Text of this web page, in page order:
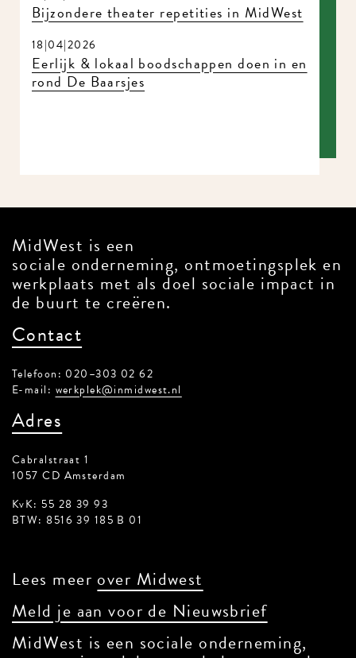
Bijzondere theater repetities in MidWest
18|04|2026
Eerlijk & lokaal boodschappen doen in en
rond De Baarsjes
MidWest is een
sociale onderneming, ontmoetingsplek en
werkplaats met als doel sociale impact in
de buurt te creëren.
Contact
Telefoon: 020–303 02 62
E-mail: werkplek@inmidwest.nl
Adres
Cabralstraat 1
1057 CD Amsterdam
KvK: 55 28 39 93
BTW: 8516 39 185 B 01
Lees meer over Midwest
Meld je aan voor de Nieuwsbrief
MidWest is een sociale onderneming,